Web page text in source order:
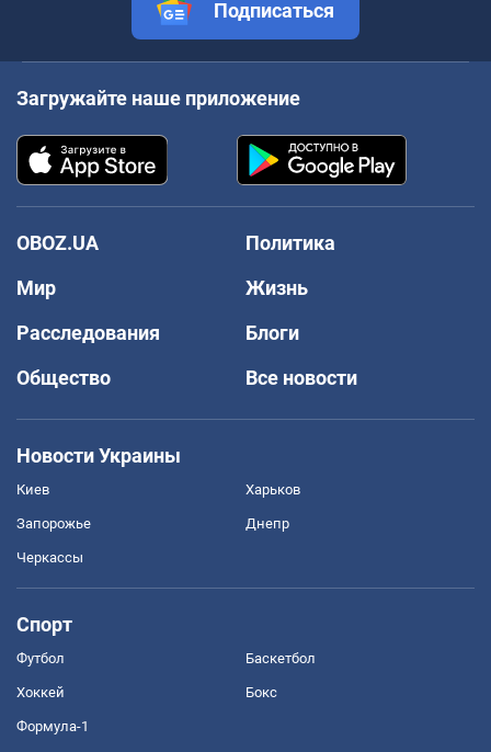
Подписаться
Загружайте наше приложение
OBOZ.UA
Политика
Мир
Жизнь
Расследования
Блоги
Общество
Все новости
Новости Украины
Киев Харьков
Запорожье Днепр
Черкассы
Спорт
Футбол Баскетбол
Хоккей Бокс
Формула-1